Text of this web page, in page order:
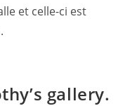
et celle-ci est
gallery.